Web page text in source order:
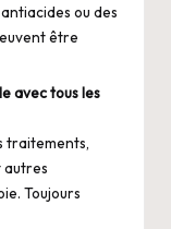
ou des
être
avec tous les
traitements,
autres
Toujours